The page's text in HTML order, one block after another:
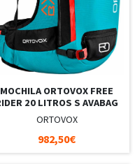
MOCHILA ORTOVOX FREE
20 LITROS S AVABAG
ORTOVOX
982,50€